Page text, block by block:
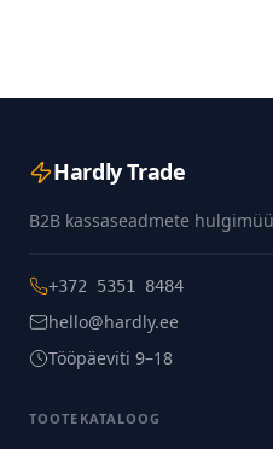
Hardly Trade
B2B kassaseadmete
+372 5351 8484
hello@hardly.ee
Tööpäeviti 9–18
TOOTEKATALOOG